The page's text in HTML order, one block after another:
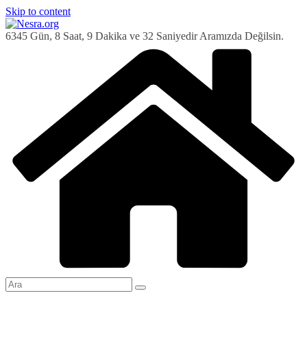
Skip to content
6345 Gün, 8 Saat, 9 Dakika ve 33 Saniyedir Aramızda Değilsin.